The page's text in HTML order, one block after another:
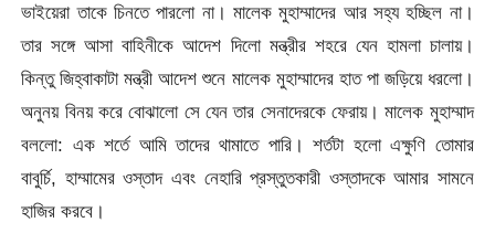
ভাইয়েরা তাকে চিনতে পারলো না। মালেক মুহাম্মাদের আর সহ্য হচ্ছিল না।
তার সঙ্গে আসা বাহিনীকে আদেশ দিলো মন্ত্রীর শহরে যেন হামলা চালায়।
কিন্তু জিহ্বাকাটা মন্ত্রী আদেশ শুনে মালেক মুহাম্মাদের হাত পা জড়িয়ে ধরলো।
অনুনয় বিনয় করে বোঝালো সে যেন তার সেনাদেরকে ফেরায়। মালেক মুহাম্মাদ
বললো: এক শর্তে আমি তাদের থামাতে পারি। শর্তটা হলো এক্ষুণি তোমার
বাবুর্চি, হাম্মামের ওস্তাদ এবং নেহারি প্রস্তুতকারী ওস্তাদকে আমার সামনে
হাজির করবে।